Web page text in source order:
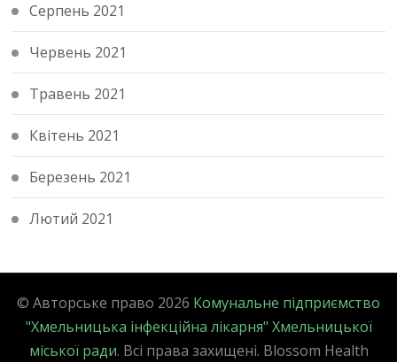
Серпень 2021
Червень 2021
Травень 2021
Квітень 2021
Березень 2021
Лютий 2021
© Авторське право 2026 Комунальне підприємство
"Хмельницька інфекційна лікарня" Хмельницької
міської ради. Всі права захищені. Blossom Health